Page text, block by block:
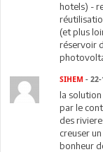
hotels) -
(et plus
réservoir
SIHEM - 22-
la
par le
des
creuser
bonheur